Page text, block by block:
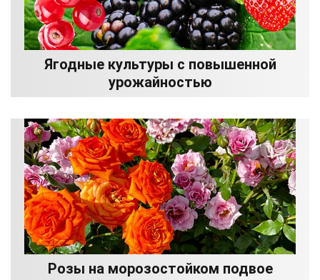
Ягодные культуры с повышенной
урожайностью
Розы на морозостойком подвое